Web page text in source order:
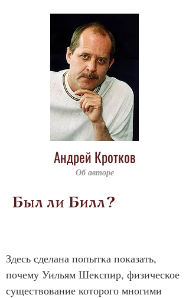
Андрей Кротков
Об авторе
Был ли Билл?
Здесь сделана попытка показать,
почему Уильям Шекспир, физическое
существование которого многими